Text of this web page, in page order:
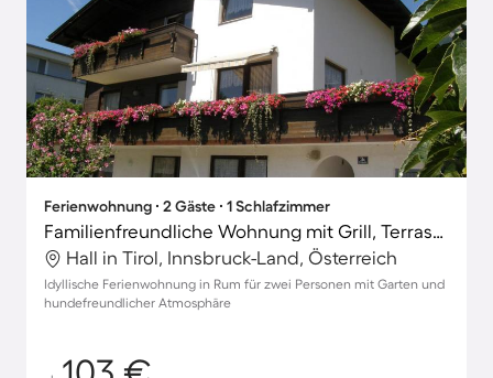
Ferienwohnung ∙ 2 Gäste ∙ 1 Schlafzimmer
Familienfreundliche Wohnung mit Grill, Terrasse und Garten | Hunde erlaubt
Hall in Tirol, Innsbruck-Land, Österreich
Idyllische Ferienwohnung in Rum für zwei Personen mit Garten und
hundefreundlicher Atmosphäre